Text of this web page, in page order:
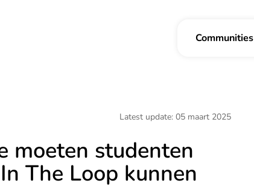
Communities
moeten studenten
The Loop kunnen
Latest update: 05 maart 2025